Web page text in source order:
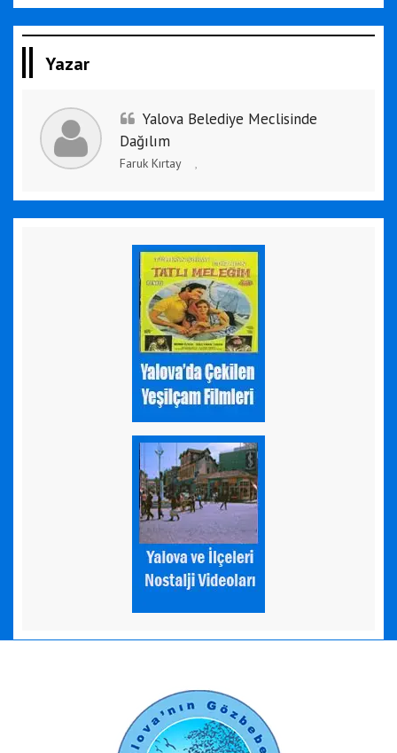
Yazar
Yalova Belediye Meclisinde
Dağılım
Faruk Kırtay ,